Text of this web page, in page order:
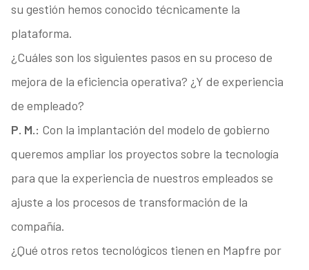
su gestión hemos conocido técnicamente la
plataforma.
¿Cuáles son los siguientes pasos en su proceso de
mejora de la eficiencia operativa? ¿Y de experiencia
de empleado?
P. M.: Con la implantación del modelo de gobierno
queremos ampliar los proyectos sobre la tecnología
para que la experiencia de nuestros empleados se
ajuste a los procesos de transformación de la
compañía.
¿Qué otros retos tecnológicos tienen en Mapfre por